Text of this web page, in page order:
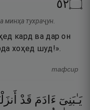
۝٢٥
минҳа тухраҷун.
кард ва дар он
хоҳед шуд!».
тафсир
يَـٰبَنِىٓ ءَادَمَ قَدْ